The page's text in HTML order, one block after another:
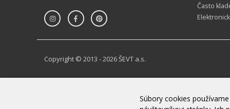
Často
Copyright © 2013 - 2026 ŠEVT a.s.
Súbory cookies